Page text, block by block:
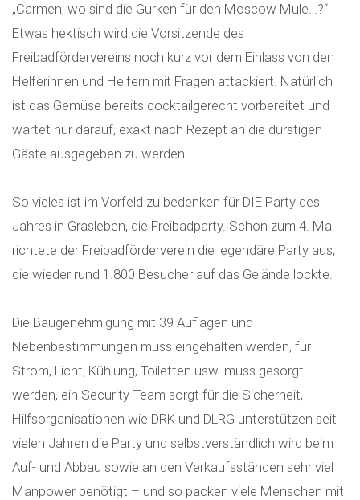
„Carmen, wo sind die Gurken für den Moscow Mule…?“
Etwas hektisch wird die Vorsitzende des
Freibadfördervereins noch kurz vor dem Einlass von den
Helferinnen und Helfern mit Fragen attackiert. Natürlich
ist das Gemüse bereits cocktailgerecht vorbereitet und
wartet nur darauf, exakt nach Rezept an die durstigen
Gäste ausgegeben zu werden.
So vieles ist im Vorfeld zu bedenken für DIE Party des
Jahres in Grasleben, die Freibadparty. Schon zum 4. Mal
richtete der Freibadförderverein die legendäre Party aus,
die wieder rund 1.800 Besucher auf das Gelände lockte.
Die Baugenehmigung mit 39 Auflagen und
Nebenbestimmungen muss eingehalten werden, für
Strom, Licht, Kühlung, Toiletten usw. muss gesorgt
werden, ein Security-Team sorgt für die Sicherheit,
Hilfsorganisationen wie DRK und DLRG unterstützen seit
vielen Jahren die Party und selbstverständlich wird beim
Auf- und Abbau sowie an den Verkaufsständen sehr viel
Manpower benötigt – und so packen viele Menschen mit